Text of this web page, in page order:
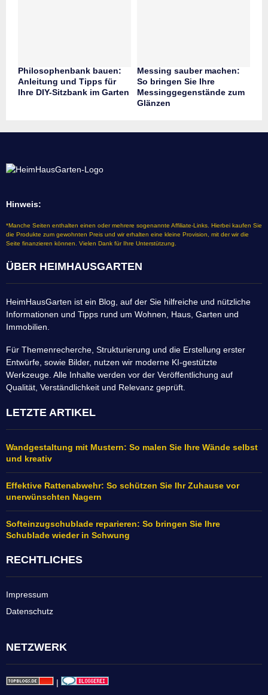
Philosophenbank bauen:
Anleitung und Tipps für
Ihre DIY-Sitzbank im Garten
Messing sauber machen:
So bringen Sie Ihre
Messinggegenstände zum
Glänzen
Hinweis:
*Manche Seiten enthalten einen oder mehrere sogenannte Affiliate-Links. Hierbei kaufen Sie
die Produkte zum gewohnten Preis und wir erhalten eine kleine Provision, mit der wir die
Seite finanzieren können. Vielen Dank für Ihre Unterstützung.
ÜBER HEIMHAUSGARTEN
HeimHausGarten ist ein Blog, auf der Sie hilfreiche und nützliche
Informationen und Tipps rund um Wohnen, Haus, Garten und
Immobilien.
Für Themenrecherche, Strukturierung und die Erstellung erster
Entwürfe, sowie Bilder, nutzen wir moderne KI-gestützte
Werkzeuge. Alle Inhalte werden vor der Veröffentlichung auf
Qualität, Verständlichkeit und Relevanz geprüft.
LETZTE ARTIKEL
Wandgestaltung mit Mustern: So malen Sie Ihre Wände selbst
und kreativ
Effektive Rattenabwehr: So schützen Sie Ihr Zuhause vor
unerwünschten Nagern
Softeinzugschublade reparieren: So bringen Sie Ihre
Schublade wieder in Schwung
RECHTLICHES
Impressum
Datenschutz
NETZWERK
|